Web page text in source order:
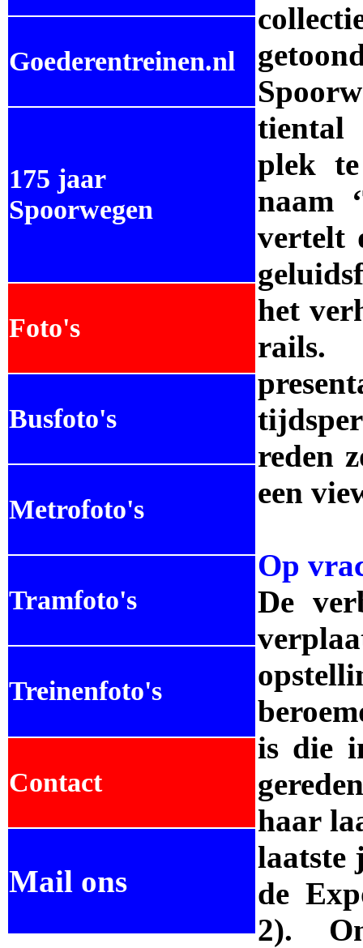
tiental
plek
naam
vertelt
het
rails.
reden
een
Op
De
is die
haar
laatste
de
2).
Goederentreinen.nl
175 jaar
Spoorwegen
Foto's
Busfoto's
Metrofoto's
Tramfoto's
Treinenfoto's
Contact
Mail ons